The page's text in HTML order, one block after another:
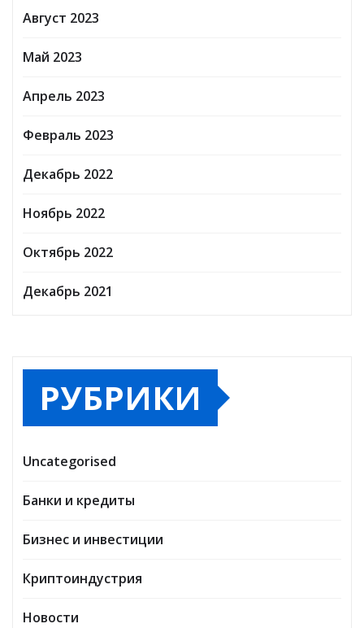
Август 2023
Май 2023
Апрель 2023
Февраль 2023
Декабрь 2022
Ноябрь 2022
Октябрь 2022
Декабрь 2021
РУБРИКИ
Uncategorised
Банки и кредиты
Бизнес и инвестиции
Криптоиндустрия
Новости